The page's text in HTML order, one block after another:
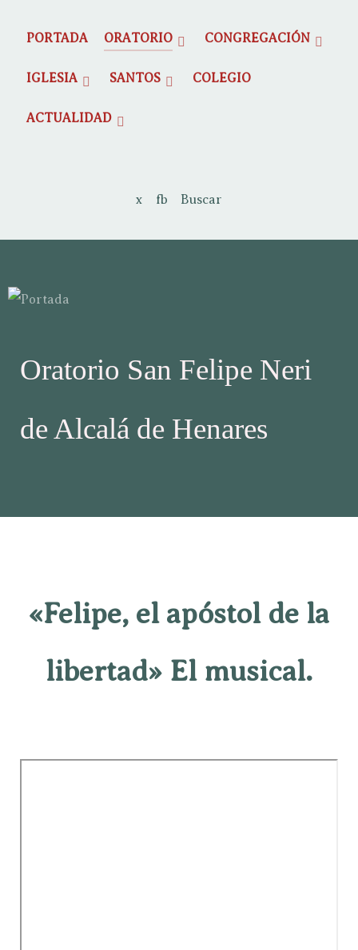
PORTADA ORATORIO CONGREGACIÓN
IGLESIA SANTOS COLEGIO
ACTUALIDAD
x fb Buscar
Oratorio San Felipe Neri
de Alcalá de Henares
«Felipe, el apóstol de la
libertad» El musical.